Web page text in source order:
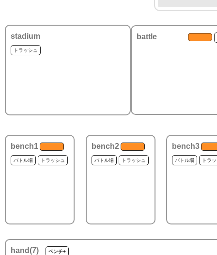
stadium
トラッシュ
battle
bench1
バトル場 トラッシュ
bench2
バトル場 トラッシュ
bench3
バトル場 トラ
hand(7) ベンチ+